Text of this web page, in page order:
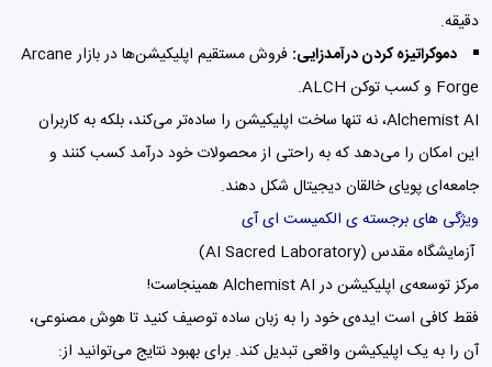
دقیقه.
دموکراتیزه کردن درآمدزایی:
فروش مستقیم اپلیکیشن‌ها در بازار Arcane
Forge و کسب توکن ALCH.
Alchemist AI، نه تنها ساخت اپلیکیشن را ساده‌تر می‌کند، بلکه به کاربران
این امکان را می‌دهد که به راحتی از محصولات خود درآمد کسب کنند و
جامعه‌ای پویای خالقان دیجیتال شکل دهند.
ویژگی های برجسته ی الکمیست ای آی
آزمایشگاه مقدس (AI Sacred Laboratory)
مرکز توسعه‌ی اپلیکیشن در Alchemist AI همینجاست!
فقط کافی است ایده‌ی خود را به زبان ساده توصیف کنید تا هوش مصنوعی،
آن را به یک اپلیکیشن واقعی تبدیل کند. برای بهبود نتایج می‌توانید از: